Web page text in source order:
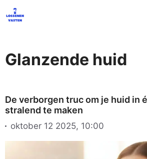
naar
Glanzende huid
De verborgen truc om je huid in
stralend te maken
oktober 12 2025, 10:00